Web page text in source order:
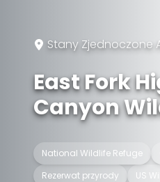
Stany Zjednoczone
East Fork
Canyon
National Wildlife Refuge
Rezerwat przyrody
US